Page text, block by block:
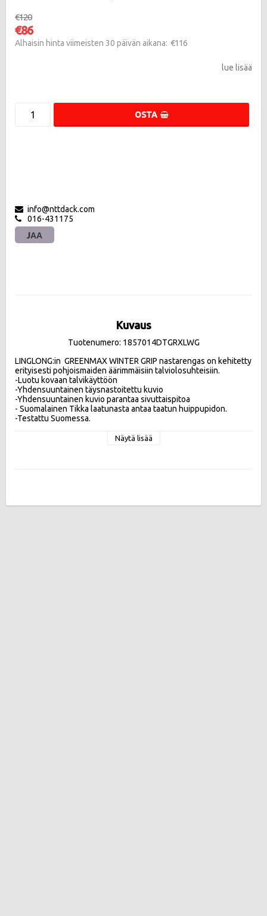
€120
€86
Alhaisin hinta viimeisten 30 päivän aikana €116
lue lisää
OSTA
info@nttdack.com
016-431175
JAA
Kuvaus
Tuotenumero: 1857014DTGRXLWG
LINGLONG:in  GREENMAX WINTER GRIP nastarengas on kehitetty
erityisesti pohjoismaiden äärimmäisiin talviolosuhteisiin.
-Luotu kovaan talvikäyttöön
-Yhdensuuntainen täysnastoitettu kuvio
-Yhdensuuntainen kuvio parantaa sivuttaispitoa
- Suomalainen Tikka laatunasta antaa taatun huippupidon.
Näytä lisää